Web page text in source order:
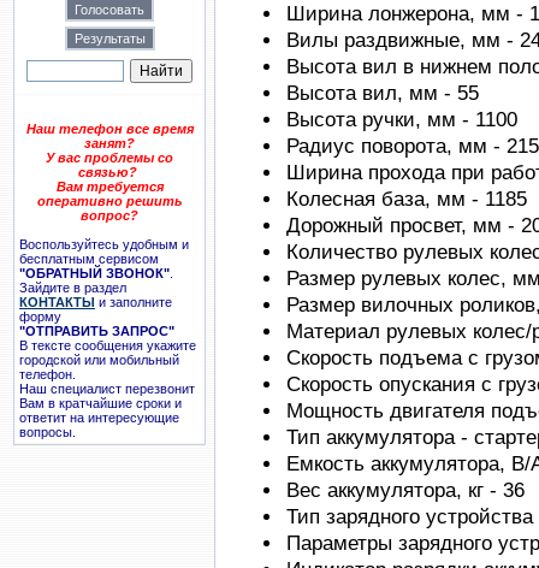
Наш телефон все время
занят?
У вас проблемы со
связью?
Вам требуется
оперативно решить
вопрос?
Воспользуйтесь удобным и
бесплатным сервисом
"ОБРАТНЫЙ ЗВОНОК"
Зайдите в раздел
КОНТАКТЫ и заполните
форму
"ОТПРАВИТЬ ЗАПРОС"
В тексте сообщения укажите
городской или мобильный
телефон.
Наш специалист перезвонит
Вам в кратчайшие сроки и
ответит на интересующие
вопросы.
Ширина лонжерона, мм -
Вилы раздвижные, мм -
Высота вил в нижнем
Высота вил, мм - 55
Высота ручки, мм - 1100
Радиус поворота, мм -
Ширина прохода при
Колесная база, мм - 1185
Дорожный просвет, мм -
Количество рулевых
Размер рулевых колес,
Размер вилочных
Материал рулевых колес/
Скорость подъема с
Скорость опускания с
Мощность двигателя
Тип аккумулятора -
Емкость аккумулятора, В/
Вес аккумулятора, кг - 36
Тип зарядного
Параметры зарядного